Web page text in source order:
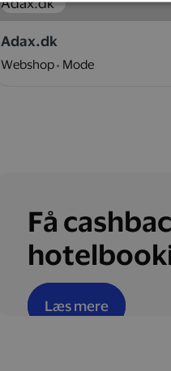
Adax.dk
Webshop Mode
Få
Læs mere